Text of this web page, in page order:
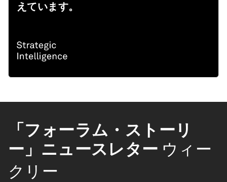
えています。
「フォーラム・ストーリ
ー」ニュースレター ウィー
クリー